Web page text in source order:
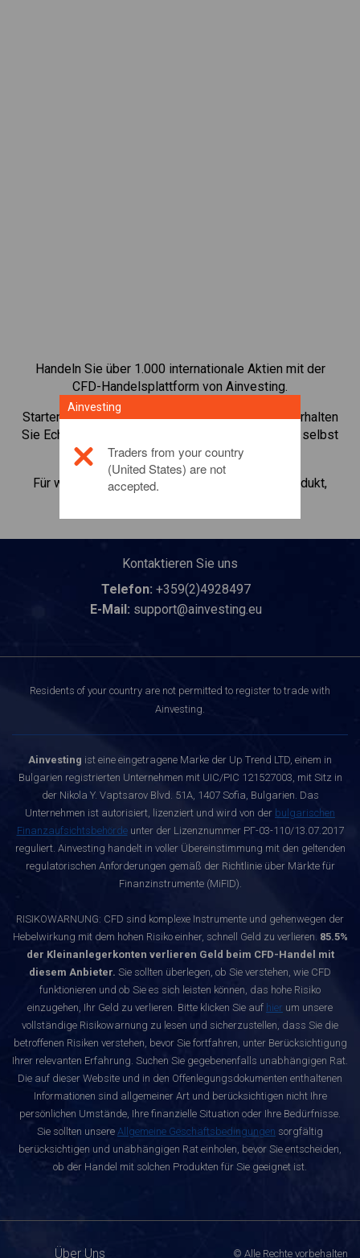
Handeln Sie über 1.000 internationale Aktien mit der
CFD-Handelsplattform von Ainvesting.
Starten Sie mit dem Handel von CFDs aufUber. Erhalten
Sie Echtzeit-Preise und Dividenden, als wenn Sie selbst
die Aktie halten.
Für weitere Informationen zu diesem Anlageprodukt,
Kontaktieren Sie uns
Telefon: +359(2)4928497
E-Mail: support@ainvesting.eu
Residents of your country are not permitted to register to trade with
Ainvesting.
Ainvesting ist eine eingetragene Marke der Up Trend LTD, einem in
Bulgarien registrierten Unternehmen mit UIC/PIC 121527003, mit Sitz in
der Nikola Y. Vaptsarov Blvd. 51A, 1407 Sofia, Bulgarien. Das
Unternehmen ist autorisiert, lizenziert und wird von der bulgarischen
Finanzaufsichtsbehördeunter der Lizenznummer РГ-03-110/13.07.2017
reguliert. Ainvesting handelt in voller Übereinstimmung mit den geltenden
regulatorischen Anforderungen gemäß der Richtlinie über Märkte für
Finanzinstrumente (MiFID).
RISIKOWARNUNG: CFD sind komplexe Instrumente und gehenwegen der
Hebelwirkung mit dem hohen Risiko einher, schnell Geld zu verlieren. 85.5%
der Kleinanlegerkonten verlieren Geld beim CFD-Handel mit
diesem Anbieter. Sie sollten überlegen, ob Sie verstehen, wie CFD
funktionieren und ob Sie es sich leisten können, das hohe Risiko
einzugehen, Ihr Geld zu verlieren. Bitte klicken Sie auf hier um unsere
vollständige Risikowarnung zu lesen und sicherzustellen, dass Sie die
betroffenen Risiken verstehen, bevor Sie fortfahren, unter Berücksichtigung
Ihrer relevanten Erfahrung. Suchen Sie gegebenenfalls unabhängigen Rat.
Die auf dieser Website und in den Offenlegungsdokumenten enthaltenen
Informationen sind allgemeiner Art und berücksichtigen nicht Ihre
persönlichen Umstände, Ihre finanzielle Situation oder Ihre Bedürfnisse.
Sie sollten unsere Allgemeine Geschäftsbedingungen sorgfältig
berücksichtigen und unabhängigen Rat einholen, bevor Sie entscheiden,
ob der Handel mit solchen Produkten für Sie geeignet ist.
Über Uns © Alle Rechte vorbehalten
Ainvesting
Traders from your country
(United States) are not
accepted.